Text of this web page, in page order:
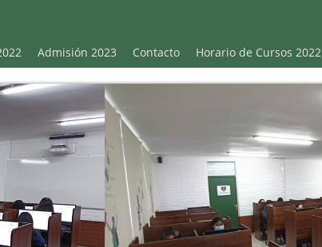
Admisión 2023 Contacto Horario de Cursos 2022